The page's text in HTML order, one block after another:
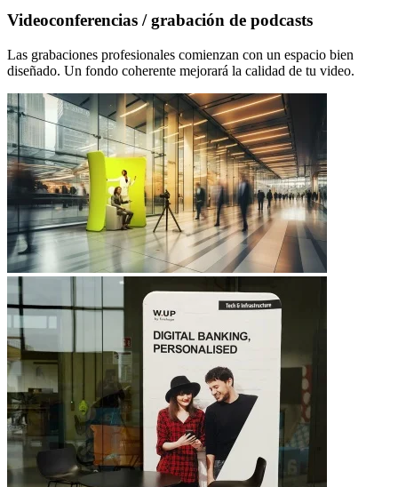
Videoconferencias / grabación de podcasts
Las grabaciones profesionales comienzan con un espacio bien
diseñado. Un fondo coherente mejorará la calidad de tu video.